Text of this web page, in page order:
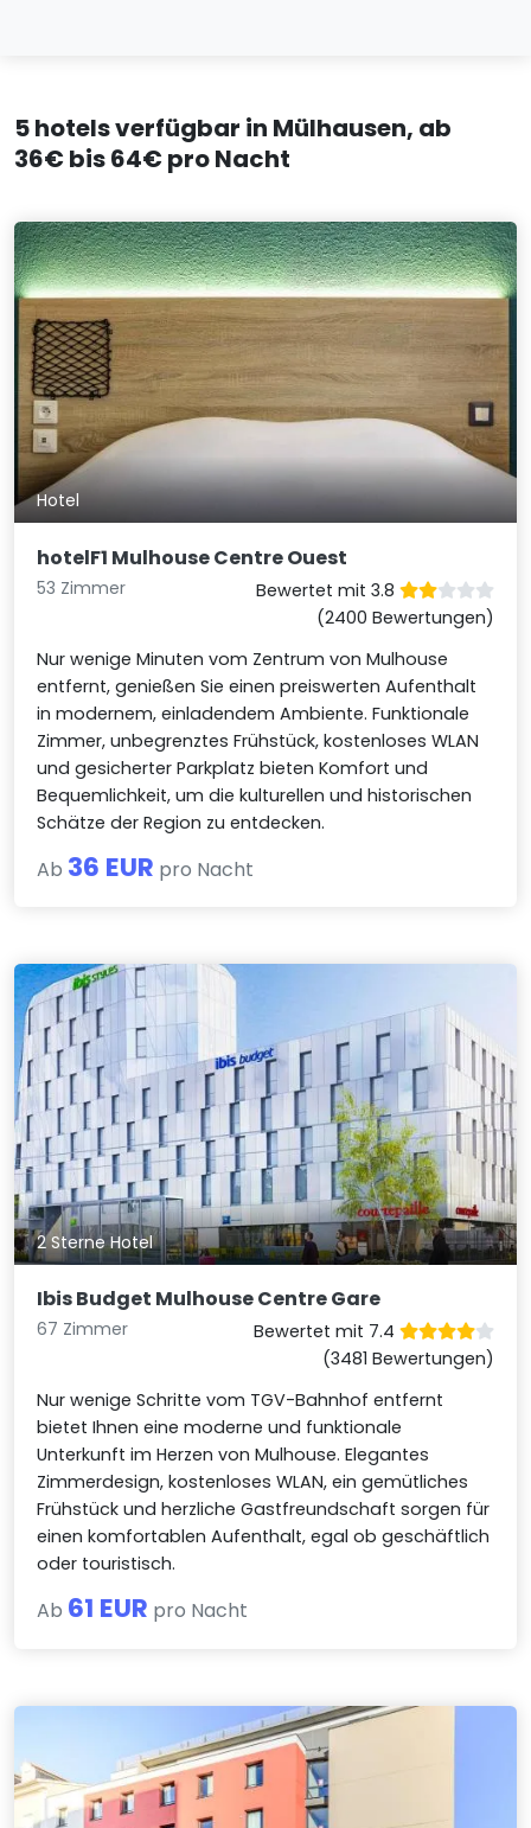
5 hotels verfügbar in Mülhausen, ab
36€ bis 64€ pro Nacht
Hotel
hotelF1 Mulhouse Centre Ouest
53 Zimmer
Bewertet mit 3.8
(2400 Bewertungen)
Nur wenige Minuten vom Zentrum von Mulhouse
entfernt, genießen Sie einen preiswerten Aufenthalt
in modernem, einladendem Ambiente. Funktionale
Zimmer, unbegrenztes Frühstück, kostenloses WLAN
und gesicherter Parkplatz bieten Komfort und
Bequemlichkeit, um die kulturellen und historischen
Schätze der Region zu entdecken.
Ab 36 EUR pro Nacht
2 Sterne Hotel
Ibis Budget Mulhouse Centre Gare
67 Zimmer
Bewertet mit 7.4
(3481 Bewertungen)
Nur wenige Schritte vom TGV-Bahnhof entfernt
bietet Ihnen eine moderne und funktionale
Unterkunft im Herzen von Mulhouse. Elegantes
Zimmerdesign, kostenloses WLAN, ein gemütliches
Frühstück und herzliche Gastfreundschaft sorgen für
einen komfortablen Aufenthalt, egal ob geschäftlich
oder touristisch.
Ab 61 EUR pro Nacht